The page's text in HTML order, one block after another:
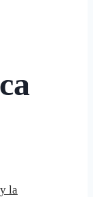
la